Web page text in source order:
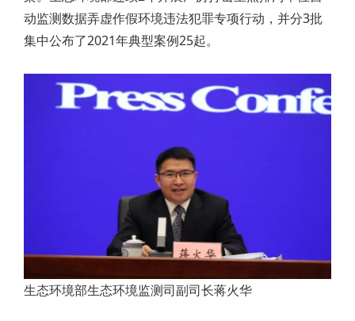
动监测数据弄虚作假环境违法犯罪专项行动，并分3批
集中公布了2021年典型案例25起。
生态环境部生态环境监测司副司长蒋火华